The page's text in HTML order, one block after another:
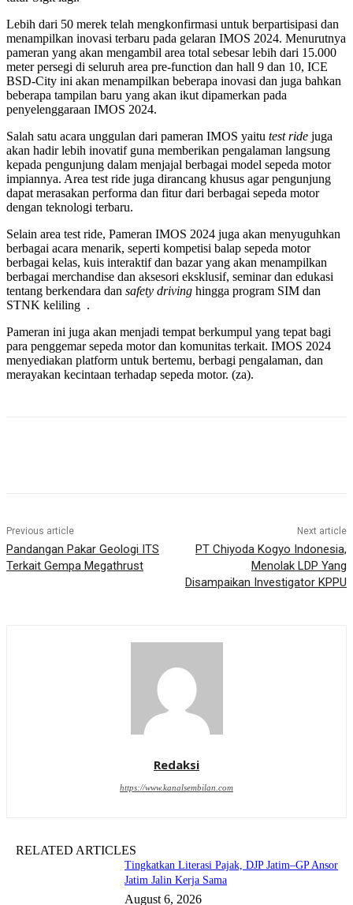
Lebih dari 50 merek telah mengkonfirmasi untuk berpartisipasi dan
menampilkan inovasi terbaru pada gelaran IMOS 2024. Menurutnya
pameran yang akan mengambil area total sebesar lebih dari 15.000
meter persegi di seluruh area pre-function dan hall 9 dan 10, ICE
BSD-City ini akan menampilkan beberapa inovasi dan juga bahkan
beberapa tampilan baru yang akan ikut dipamerkan pada
penyelenggaraan IMOS 2024.
Salah satu acara unggulan dari pameran IMOS yaitu test ride juga
akan hadir lebih inovatif guna memberikan pengalaman langsung
kepada pengunjung dalam menjajal berbagai model sepeda motor
impiannya. Area test ride juga dirancang khusus agar pengunjung
dapat merasakan performa dan fitur dari berbagai sepeda motor
dengan teknologi terbaru.
Selain area test ride, Pameran IMOS 2024 juga akan menyuguhkan
berbagai acara menarik, seperti kompetisi balap sepeda motor
berbagai kelas, kuis interaktif dan bazar yang akan menampilkan
berbagai merchandise dan aksesori eksklusif, seminar dan edukasi
tentang berkendara dan safety driving hingga program SIM dan
STNK keliling .
Pameran ini juga akan menjadi tempat berkumpul yang tepat bagi
para penggemar sepeda motor dan komunitas terkait. IMOS 2024
menyediakan platform untuk bertemu, berbagi pengalaman, dan
merayakan kecintaan terhadap sepeda motor. (za).
Previous article
Pandangan Pakar Geologi ITS
Terkait Gempa Megathrust
Next article
PT Chiyoda Kogyo Indonesia,
Menolak LDP Yang
Disampaikan Investigator KPPU
Redaksi
https://www.kanalsembilan.com
RELATED ARTICLES
Tingkatkan Literasi Pajak, DJP Jatim–GP Ansor
Jatim Jalin Kerja Sama
August 6, 2026